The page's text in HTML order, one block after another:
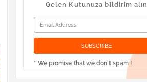
Gelen Kutunuza bildirim alın
* We promise that we don't spam !